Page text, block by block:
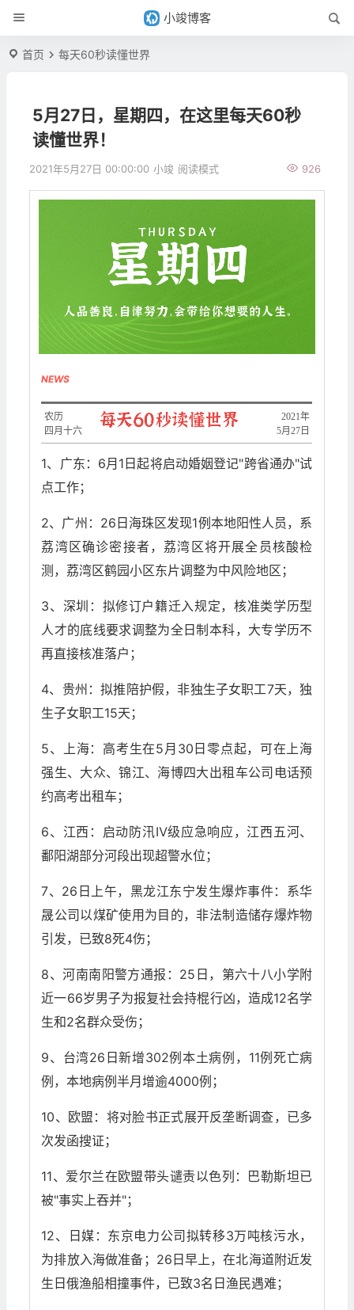
小竣博客
首页 每天60秒读懂世界
5月27日，星期四，在这里每天60秒
读懂世界！
2021年5月27日 00:00:00 小竣 926
阅读模式
NEWS
2021年
5月27日
农历
四月十六
1、广东：6月1日起将启动婚姻登记"跨省通办"试
点工作；
2、广州：26日海珠区发现1例本地阳性人员，系
荔湾区确诊密接者，荔湾区将开展全员核酸检
测，荔湾区鹤园小区东片调整为中风险地区；
3、深圳：拟修订户籍迁入规定，核准类学历型
人才的底线要求调整为全日制本科，大专学历不
再直接核准落户；
4、贵州：拟推陪护假，非独生子女职工7天，独
生子女职工15天；
5、上海：高考生在5月30日零点起，可在上海
强生、大众、锦江、海博四大出租车公司电话预
约高考出租车；
6、江西：启动防汛Ⅳ级应急响应，江西五河、
鄱阳湖部分河段出现超警水位；
7、26日上午，黑龙江东宁发生爆炸事件：系华
晟公司以煤矿使用为目的，非法制造储存爆炸物
引发，已致8死4伤；
8、河南南阳警方通报：25日，第六十八小学附
近一66岁男子为报复社会持棍行凶，造成12名学
生和2名群众受伤；
9、台湾26日新增302例本土病例，11例死亡病
例，本地病例半月增逾4000例；
10、欧盟：将对脸书正式展开反垄断调查，已多
次发函搜证；
11、爱尔兰在欧盟带头谴责以色列：巴勒斯坦已
被"事实上吞并"；
12、日媒：东京电力公司拟转移3万吨核污水，
为排放入海做准备；26日早上，在北海道附近发
生日俄渔船相撞事件，已致3名日渔民遇难；